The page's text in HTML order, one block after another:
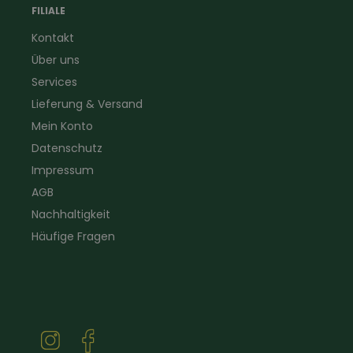
Gartenbau
Sanitär
Elektriker- und Installateur
Logistikbekleidung
FILIALE
Kontakt
Über uns
Services
Lieferung & Versand
Mein Konto
Datenschutz
Impressum
AGB
Nachhaltigkeit
Häufige Fragen